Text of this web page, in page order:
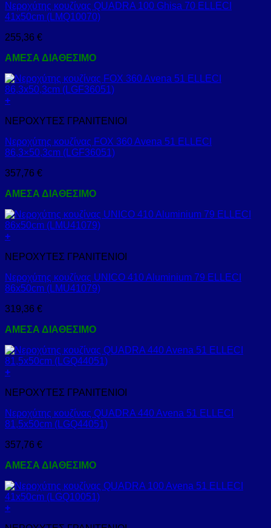
Νεροχύτης κουζίνας QUADRA 100 Ghisa 70 ELLECI
41x50cm (LMQ10070)
255,36 €
ΑΜΕΣΑ ΔΙΑΘΕΣΙΜΟ
+
ΝΕΡΟΧΥΤΕΣ ΓΡΑΝΙΤΕΝΙΟΙ
Νεροχύτης κουζίνας FOX 360 Avena 51 ELLECI
86,3×50,3cm (LGF36051)
357,76 €
ΑΜΕΣΑ ΔΙΑΘΕΣΙΜΟ
+
ΝΕΡΟΧΥΤΕΣ ΓΡΑΝΙΤΕΝΙΟΙ
Νεροχύτης κουζίνας UNICO 410 Aluminium 79 ELLECI
86x50cm (LMU41079)
319,36 €
ΑΜΕΣΑ ΔΙΑΘΕΣΙΜΟ
+
ΝΕΡΟΧΥΤΕΣ ΓΡΑΝΙΤΕΝΙΟΙ
Νεροχύτης κουζίνας QUADRA 440 Avena 51 ELLECI
81,5x50cm (LGQ44051)
357,76 €
ΑΜΕΣΑ ΔΙΑΘΕΣΙΜΟ
+